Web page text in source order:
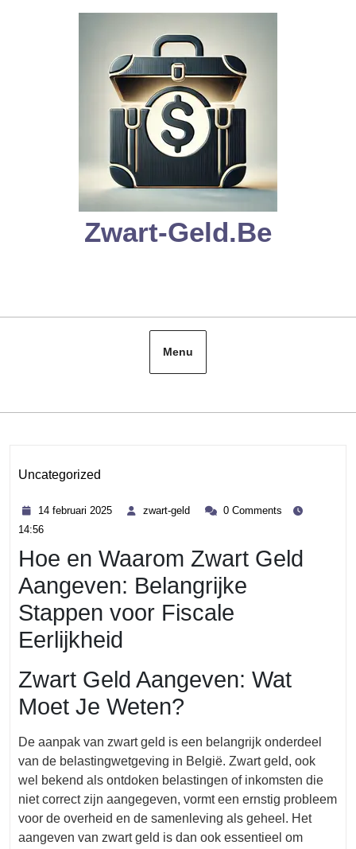
Zwart-Geld.be
Menu
Uncategorized
14 februari 2025 zwart-geld
zwart- 0 Comments
14:56
Hoe en Waarom Zwart Geld
Aangeven: Belangrijke
Stappen voor Fiscale
Eerlijkheid
Zwart Geld Aangeven: Wat
Moet Je Weten?
De aanpak van zwart geld is een belangrijk onderdeel
van de belastingwetgeving in België. Zwart geld, ook
wel bekend als ontdoken belastingen of inkomsten die
niet correct zijn aangegeven, vormt een ernstig probleem
voor de overheid en de samenleving als geheel. Het
aangeven van zwart geld is dan ook essentieel om